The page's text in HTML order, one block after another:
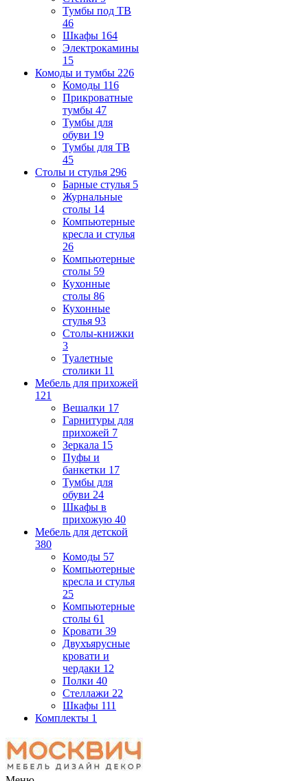
Тумбы под ТВ
46
Шкафы 164
Электрокамины
15
Комоды и тумбы 226
Комоды 116
Прикроватные
тумбы 47
Тумбы для
обуви 19
Тумбы для ТВ
45
Столы и стулья 296
Барные стулья 5
Журнальные
столы 14
Компьютерные
кресла и стулья
26
Компьютерные
столы 59
Кухонные
столы 86
Кухонные
стулья 93
Столы-книжки
3
Туалетные
столики 11
Мебель для прихожей
121
Вешалки 17
Гарнитуры для
прихожей 7
Зеркала 15
Пуфы и
банкетки 17
Тумбы для
обуви 24
Шкафы в
прихожую 40
Мебель для детской
380
Комоды 57
Компьютерные
кресла и стулья
25
Компьютерные
столы 61
Кровати 39
Двухъярусные
кровати и
чердаки 12
Полки 40
Стеллажи 22
Шкафы 111
Комплекты 1